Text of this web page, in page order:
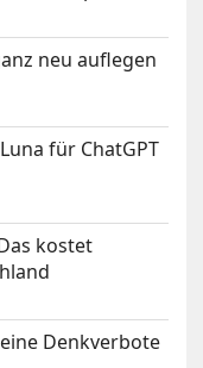
neu auflegen
für ChatGPT
kostet
Denkverbote